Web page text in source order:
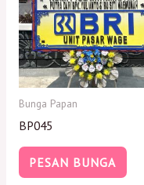
Bunga Papan
BP045
PESAN BUNGA